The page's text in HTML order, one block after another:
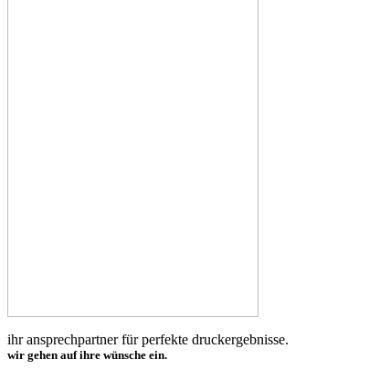
ihr ansprechpartner für perfekte druckergebnisse.
wir gehen auf ihre wünsche ein.